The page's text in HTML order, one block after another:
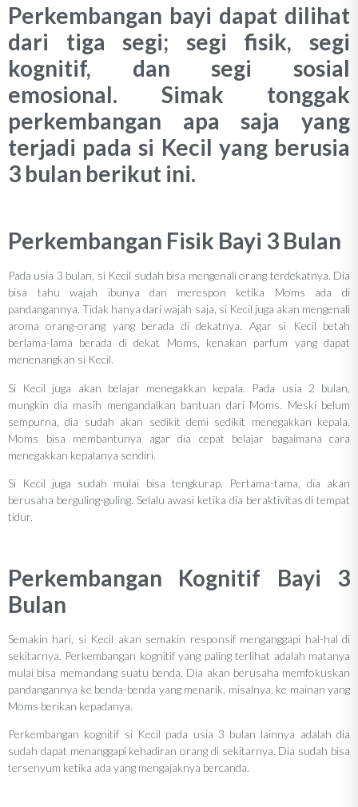
Perkembangan bayi dapat dilihat
dari tiga segi; segi fisik, segi
kognitif, dan segi sosial
emosional. Simak tonggak
perkembangan apa saja yang
terjadi pada si Kecil yang berusia
3 bulan berikut ini.
Perkembangan Fisik Bayi 3 Bulan
Pada usia 3 bulan, si Kecil sudah bisa mengenali orang terdekatnya. Dia
bisa tahu wajah ibunya dan merespon ketika Moms ada di
pandangannya. Tidak hanya dari wajah saja, si Kecil juga akan mengenali
aroma orang-orang yang berada di dekatnya. Agar si Kecil betah
berlama-lama berada di dekat Moms, kenakan parfum yang dapat
menenangkan si Kecil.
Si Kecil juga akan belajar menegakkan kepala. Pada usia 2 bulan,
mungkin dia masih mengandalkan bantuan dari Moms. Meski belum
sempurna, dia sudah akan sedikit demi sedikit menegakkan kepala.
Moms bisa membantunya agar dia cepat belajar bagaimana cara
menegakkan kepalanya sendiri.
Si Kecil juga sudah mulai bisa tengkurap. Pertama-tama, dia akan
berusaha berguling-guling. Selalu awasi ketika dia beraktivitas di tempat
tidur.
Perkembangan Kognitif Bayi 3
Bulan
Semakin hari, si Kecil akan semakin responsif menganggapi hal-hal di
sekitarnya. Perkembangan kognitif yang paling terlihat adalah matanya
mulai bisa memandang suatu benda. Dia akan berusaha memfokuskan
pandangannya ke benda-benda yang menarik, misalnya, ke mainan yang
Moms berikan kepadanya.
Perkembangan kognitif si Kecil pada usia 3 bulan lainnya adalah dia
sudah dapat menanggapi kehadiran orang di sekitarnya. Dia sudah bisa
tersenyum ketika ada yang mengajaknya bercanda.